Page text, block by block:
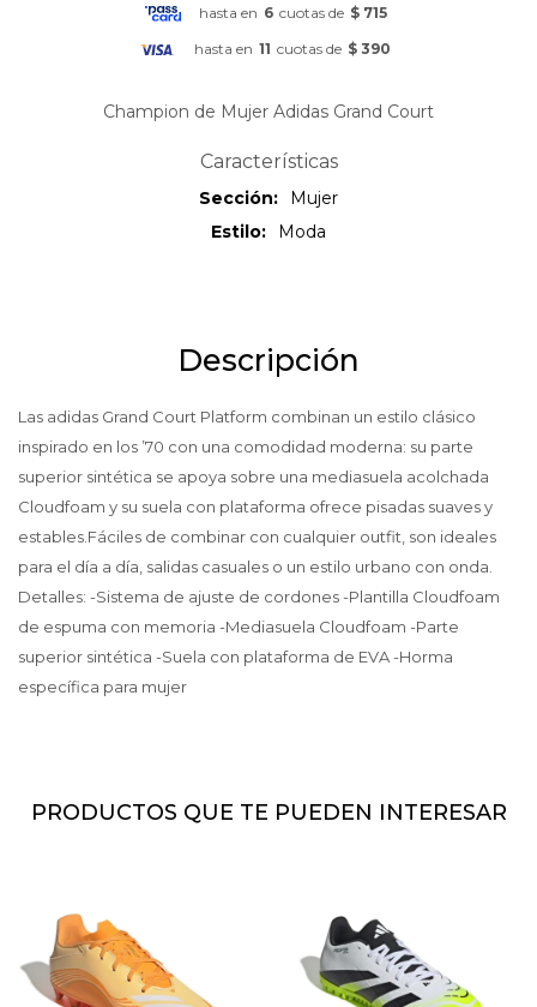
hasta en 6 cuotas de $ 715
hasta en 11 cuotas de $ 390
Champion de Mujer Adidas Grand Court
Características
Sección
Mujer
Estilo
Moda
Descripción
Las adidas Grand Court Platform combinan un estilo clásico
inspirado en los ’70 con una comodidad moderna: su parte
superior sintética se apoya sobre una mediasuela acolchada
Cloudfoam y su suela con plataforma ofrece pisadas suaves y
estables.Fáciles de combinar con cualquier outfit, son ideales
para el día a día, salidas casuales o un estilo urbano con onda.
Detalles: -Sistema de ajuste de cordones -Plantilla Cloudfoam
de espuma con memoria -Mediasuela Cloudfoam -Parte
superior sintética -Suela con plataforma de EVA -Horma
específica para mujer
PRODUCTOS QUE TE PUEDEN INTERESAR